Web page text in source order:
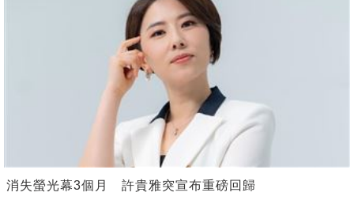
消失螢光幕3個月 許貴雅突宣布重磅回歸